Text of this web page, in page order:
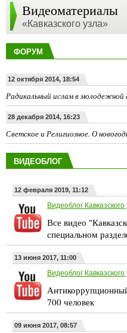
Видеоматериалы
«Кавказского узла»
ФОРУМ
12 октября 2014, 18:54
Радикальный ислам в молодежной
28 декабря 2014, 16:23
Светское и Религиозное. О
ВИДЕОБЛОГ
12 февраля 2019, 11:12
Видеоблог Кавказского
Все видео
специальном
13 июня 2017, 11:00
Видеоблог Кавказского
700 человек
09 июня 2017, 08:57